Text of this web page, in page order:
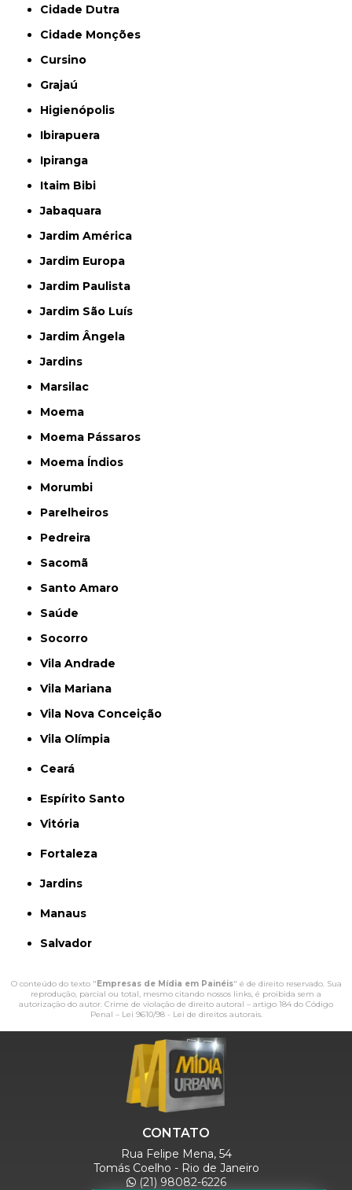
Cidade Dutra
Cidade Monções
Cursino
Grajaú
Higienópolis
Ibirapuera
Ipiranga
Itaim Bibi
Jabaquara
Jardim América
Jardim Europa
Jardim Paulista
Jardim São Luís
Jardim Ângela
Jardins
Marsilac
Moema
Moema Pássaros
Moema Índios
Morumbi
Parelheiros
Pedreira
Sacomã
Santo Amaro
Saúde
Socorro
Vila Andrade
Vila Mariana
Vila Nova Conceição
Vila Olímpia
Ceará
Espírito Santo
Vitória
Fortaleza
Jardins
Manaus
Salvador
O conteúdo do texto "Empresas de Mídia em Painéis" é de direito reservado. Sua
reprodução, parcial ou total, mesmo citando nossos links, é proibida sem a
autorização do autor. Crime de violação de direito autoral – artigo 184 do Código
Penal – Lei 9610/98 - Lei de direitos autorais.
CONTATO
Rua Felipe Mena, 54
Tomás Coelho - Rio de Janeiro
(21) 98082-6226